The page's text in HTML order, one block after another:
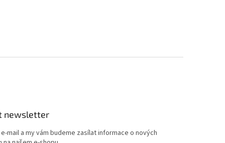
newsletter
mail a my vám budeme zasílat informace o nových